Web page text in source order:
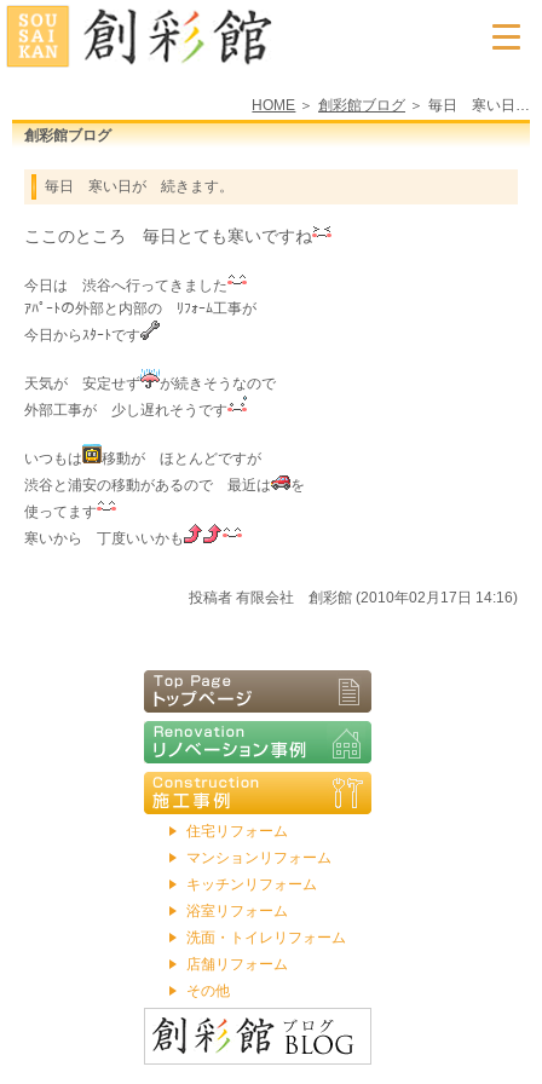
HOME 創彩館ブログ
毎日 寒い日が 続きます。
創彩館ブログ
毎日 寒い日が 続きます。
ここのところ 毎日とても寒いですね
今日は 渋谷へ行ってきました
ｱﾊﾟｰﾄの外部と内部の ﾘﾌｫｰﾑ工事が
今日からｽﾀｰﾄです
天気が 安定せず
が続きそうなので
外部工事が 少し遅れそうです
いつもは
移動が ほとんどですが
渋谷と浦安の移動があるので 最近は
を
使ってます
寒いから 丁度いいかも
投稿者 有限会社 創彩館 (2010年02月17日 14:16)
住宅リフォーム
マンションリフォーム
キッチンリフォーム
浴室リフォーム
洗面・トイレリフォーム
店舗リフォーム
その他